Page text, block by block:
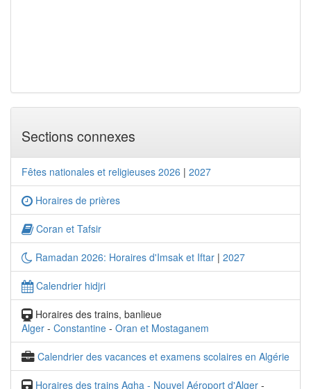
Sections connexes
Fêtes nationales et religieuses 2026 | 2027
Horaires de prières
Coran et Tafsir
Ramadan 2026: Horaires d'Imsak et Iftar | 2027
Calendrier hidjri
Horaires des trains, banlieue
Alger - Constantine - Oran et Mostaganem
Calendrier des vacances et examens scolaires en Algérie
Horaires des trains Agha - Nouvel Aéroport d'Alger -